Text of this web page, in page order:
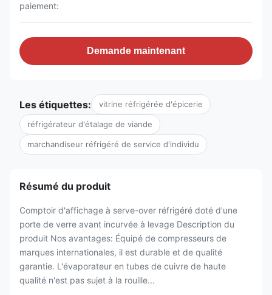
paiement:
Demande maintenant
Les étiquettes: vitrine réfrigérée d'épicerie
réfrigérateur d'étalage de viande
marchandiseur réfrigéré de service d'individu
Résumé du produit
Comptoir d'affichage à serve-over réfrigéré doté d'une
porte de verre avant incurvée à levage Description du
produit Nos avantages: Équipé de compresseurs de
marques internationales, il est durable et de qualité
garantie. L'évaporateur en tubes de cuivre de haute
qualité n'est pas sujet à la rouille...